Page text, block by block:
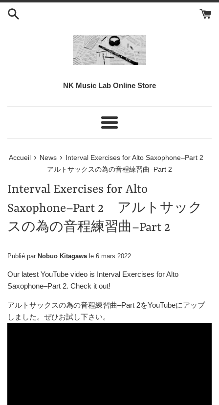
Passer
NK Music Lab Online Store
Menu
Accueil › News › Interval Exercises for Alto Saxophone–Part 2
アルトサックスの為の音程練習曲–Part 2
Interval Exercises for Alto
Saxophone–Part 2 アルトサック
スの為の音程練習曲–Part 2
Publié par Nobuo Kitagawa le 6 mars 2022
Our latest YouTube video is Interval Exercises for Alto
Saxophone–Part 2. Check it out!
アルトサックスの為の音程練習曲–Part 2をYouTubeにアップ
しました。ぜひお試し下さい。